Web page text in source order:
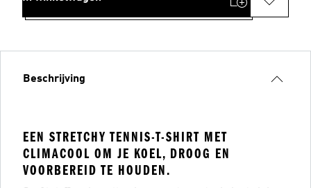
Beschrijving
EEN STRETCHY TENNIS-T-SHIRT MET
CLIMACOOL OM JE KOEL, DROOG EN
VOORBEREID TE HOUDEN.